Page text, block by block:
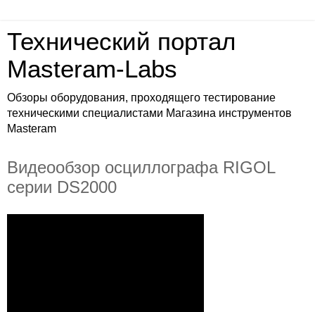
Технический портал
Masteram-Labs
Обзоры оборудования, проходящего тестирование
техническими специалистами Магазина инструментов
Masteram
Видеообзор осциллографа RIGOL
серии DS2000